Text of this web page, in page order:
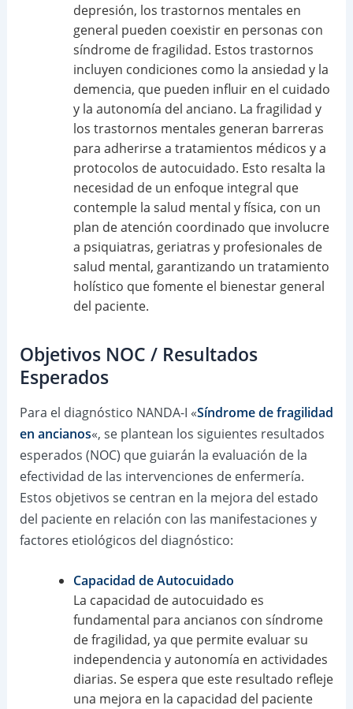
depresión, los trastornos mentales en
general pueden coexistir en personas con
síndrome de fragilidad. Estos trastornos
incluyen condiciones como la ansiedad y la
demencia, que pueden influir en el cuidado
y la autonomía del anciano. La fragilidad y
los trastornos mentales generan barreras
para adherirse a tratamientos médicos y a
protocolos de autocuidado. Esto resalta la
necesidad de un enfoque integral que
contemple la salud mental y física, con un
plan de atención coordinado que involucre
a psiquiatras, geriatras y profesionales de
salud mental, garantizando un tratamiento
holístico que fomente el bienestar general
del paciente.
Objetivos NOC / Resultados
Esperados
Para el diagnóstico NANDA-I «Síndrome de fragilidad
en ancianos«, se plantean los siguientes resultados
esperados (NOC) que guiarán la evaluación de la
efectividad de las intervenciones de enfermería.
Estos objetivos se centran en la mejora del estado
del paciente en relación con las manifestaciones y
factores etiológicos del diagnóstico:
Capacidad de Autocuidado
La capacidad de autocuidado es
fundamental para ancianos con síndrome
de fragilidad, ya que permite evaluar su
independencia y autonomía en actividades
diarias. Se espera que este resultado refleje
una mejora en la capacidad del paciente